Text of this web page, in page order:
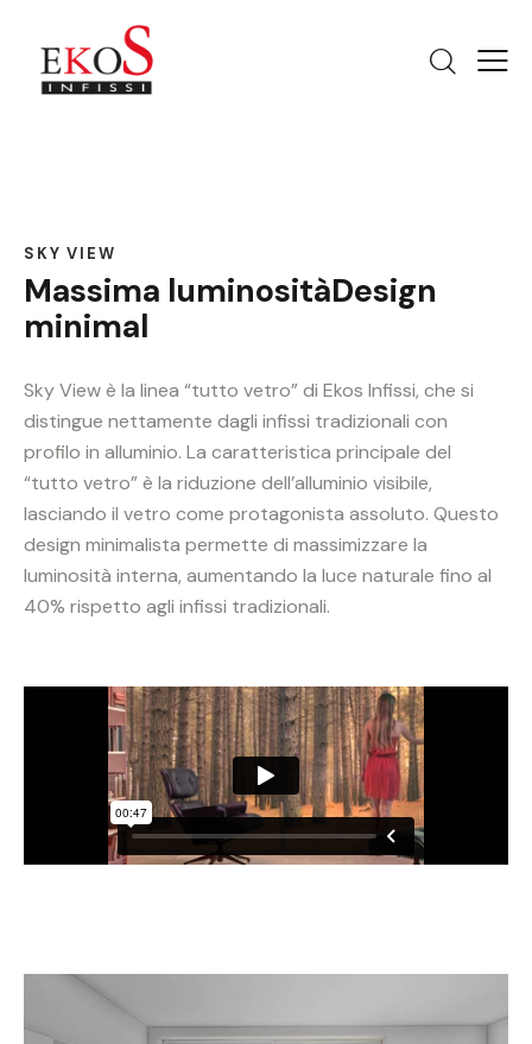
SKY VIEW
Massima luminositàDesign
minimal
Sky View è la linea “tutto vetro” di Ekos Infissi, che si
distingue nettamente dagli infissi tradizionali con
profilo in alluminio. La caratteristica principale del
“tutto vetro” è la riduzione dell’alluminio visibile,
lasciando il vetro come protagonista assoluto. Questo
design minimalista permette di massimizzare la
luminosità interna, aumentando la luce naturale fino al
40% rispetto agli infissi tradizionali.